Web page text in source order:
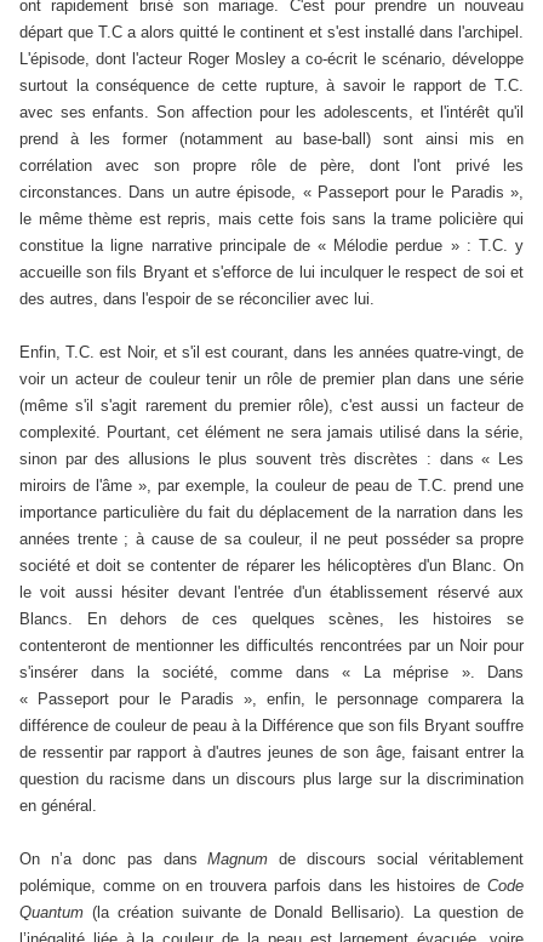
ont rapidement brisé son mariage. C'est pour prendre un nouveau
départ que T.C a alors quitté le continent et s'est installé dans l'archipel.
L'épisode, dont l'acteur Roger Mosley a co-écrit le scénario, développe
surtout la conséquence de cette rupture, à savoir le rapport de T.C.
avec ses enfants. Son affection pour les adolescents, et l'intérêt qu'il
prend à les former (notamment au base-ball) sont ainsi mis en
corrélation avec son propre rôle de père, dont l'ont privé les
circonstances. Dans un autre épisode, « Passeport pour le Paradis »,
le même thème est repris, mais cette fois sans la trame policière qui
constitue la ligne narrative principale de « Mélodie perdue » : T.C. y
accueille son fils Bryant et s'efforce de lui inculquer le respect de soi et
des autres, dans l'espoir de se réconcilier avec lui.
Enfin, T.C. est Noir, et s'il est courant, dans les années quatre-vingt, de
voir un acteur de couleur tenir un rôle de premier plan dans une série
(même s'il s'agit rarement du premier rôle), c'est aussi un facteur de
complexité. Pourtant, cet élément ne sera jamais utilisé dans la série,
sinon par des allusions le plus souvent très discrètes : dans « Les
miroirs de l'âme », par exemple, la couleur de peau de T.C. prend une
importance particulière du fait du déplacement de la narration dans les
années trente ; à cause de sa couleur, il ne peut posséder sa propre
société et doit se contenter de réparer les hélicoptères d'un Blanc. On
le voit aussi hésiter devant l'entrée d'un établissement réservé aux
Blancs. En dehors de ces quelques scènes, les histoires se
contenteront de mentionner les difficultés rencontrées par un Noir pour
s'insérer dans la société, comme dans « La méprise ». Dans
« Passeport pour le Paradis », enfin, le personnage comparera la
différence de couleur de peau à la Différence que son fils Bryant souffre
de ressentir par rapport à d'autres jeunes de son âge, faisant entrer la
question du racisme dans un discours plus large sur la discrimination
en général.
On n’a donc pas dansMagnum de discours social véritablement
polémique, comme on en trouvera parfois dans les histoires de Code
Quantum (la création suivante de Donald Bellisario). La question de